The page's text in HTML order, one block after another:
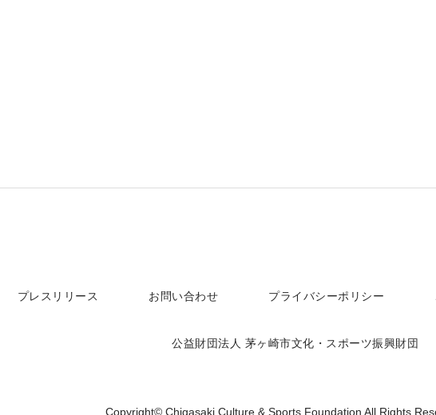
プレスリリース お問い合わせ プライバシーポリシー
公益財団法人 茅ヶ崎市文化・スポーツ振興財団
Copyright© Chigasaki Culture & Sports Foundation All Rights